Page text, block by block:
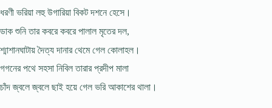
ধরণী ভরিয়া লহু উগারিয়া বিকট দশনে হেসে।
ডাক শুনি তার কবরে কবরে পালাল মৃতের দল,
শ্মাশানঘাটায় দৈত্য দানার থেমে গেল কোলাহল।
গগনের পথে সহসা নিবিল তারার প্রদীপ মালা
চাঁদ জ্বলে জ্বলে ছাই হয়ে গেল ভরি আকাশের থালা।